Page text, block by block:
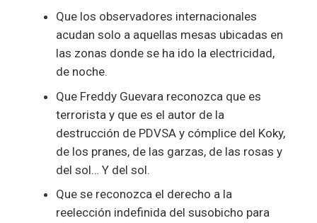
Que los observadores internacionales
acudan solo a aquellas mesas ubicadas en
las zonas donde se ha ido la electricidad,
de noche.
Que Freddy Guevara reconozca que es
terrorista y que es el autor de la
destrucción de PDVSA y cómplice del Koky,
de los pranes, de las garzas, de las rosas y
del sol… Y del sol.
Que se reconozca el derecho a la
reelección indefinida del susobicho para